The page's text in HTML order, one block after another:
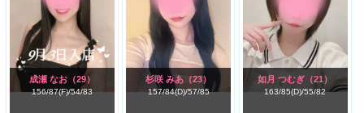
成瀬 なお （29）
156/87(F)/54/83
杉咲 みあ （23）
157/84(D)/57/85
如月 つむぎ （21）
163/85(D)/55/82